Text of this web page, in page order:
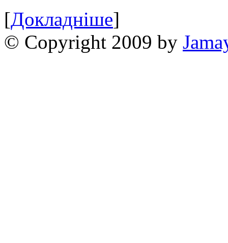
[Докладніше]
© Copyright 2009 by